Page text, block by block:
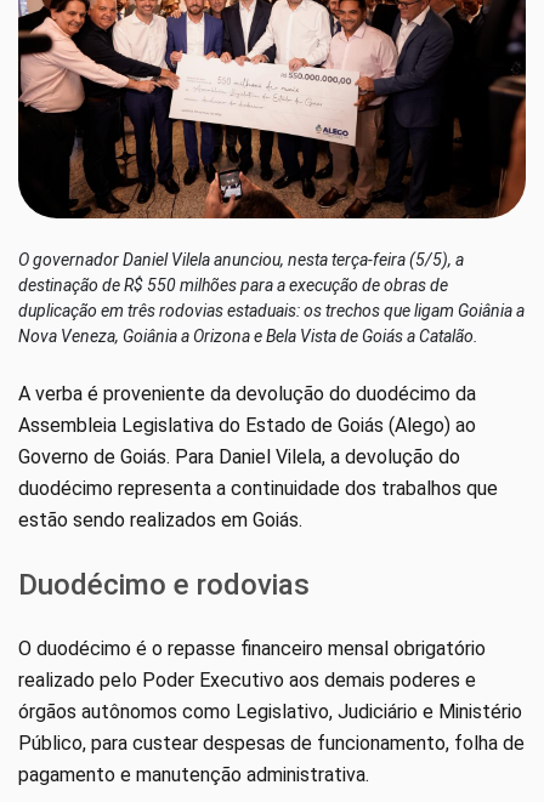
O governador Daniel Vilela anunciou, nesta terça-feira (5/5), a
destinação de R$ 550 milhões para a execução de obras de
duplicação em três rodovias estaduais: os trechos que ligam Goiânia a
Nova Veneza, Goiânia a Orizona e Bela Vista de Goiás a Catalão.
A verba é proveniente da devolução do duodécimo da
Assembleia Legislativa do Estado de Goiás (Alego) ao
Governo de Goiás. Para Daniel Vilela, a devolução do
duodécimo representa a continuidade dos trabalhos que
estão sendo realizados em Goiás.
Duodécimo e rodovias
O duodécimo é o repasse financeiro mensal obrigatório
realizado pelo Poder Executivo aos demais poderes e
órgãos autônomos como Legislativo, Judiciário e Ministério
Público, para custear despesas de funcionamento, folha de
pagamento e manutenção administrativa.